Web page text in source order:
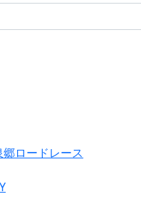
ロードレース
Y